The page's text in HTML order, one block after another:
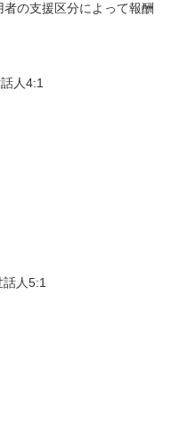
の支援区分によって報酬
人4:1
人5:1